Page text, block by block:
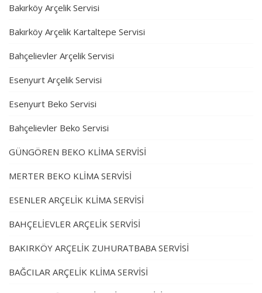
Bakırköy Arçelik Servisi
Bakırköy Arçelik Kartaltepe Servisi
Bahçelievler Arçelik Servisi
Esenyurt Arçelik Servisi
Esenyurt Beko Servisi
Bahçelievler Beko Servisi
GÜNGÖREN BEKO KLİMA SERVİSİ
MERTER BEKO KLİMA SERVİSİ
ESENLER ARÇELİK KLİMA SERVİSİ
BAHÇELİEVLER ARÇELİK SERVİSİ
BAKIRKÖY ARÇELİK ZUHURATBABA SERVİSİ
BAĞCILAR ARÇELİK KLİMA SERVİSİ